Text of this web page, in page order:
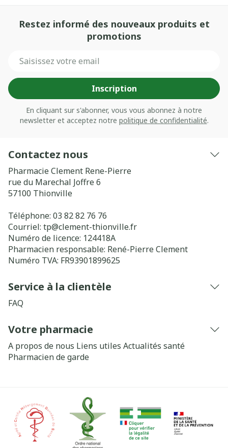
Restez informé des nouveaux produits et
promotions
Inscription
En cliquant sur s'abonner, vous vous abonnez à notre
newsletter et acceptez notre politique de confidentialité.
Contactez nous
Pharmacie Clement Rene-Pierre
rue du Marechal Joffre 6
57100 Thionville
Téléphone: 03 82 82 76 76
Courriel: tp@clement-thionville.fr
Numéro de licence: 124418A
Pharmacien responsable: René-Pierre Clement
Numéro TVA: FR93901899625
Service à la clientèle
FAQ
Votre pharmacie
A propos de nous Liens utiles Actualités santé
Pharmacien de garde